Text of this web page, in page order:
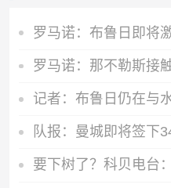
记者：布鲁日仍在与